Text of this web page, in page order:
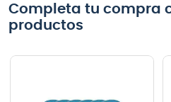
Completa tu compra
productos